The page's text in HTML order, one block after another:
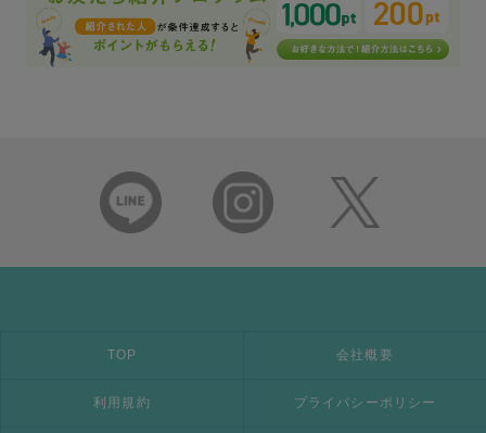
TOP 会社概要
利用規約 プライバシーポリシー